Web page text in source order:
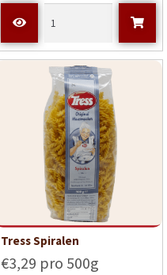
Tress Spiralen
€3,29 pro 500g